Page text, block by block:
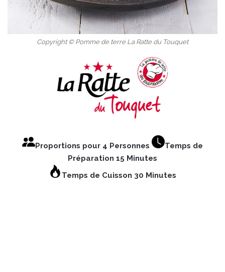
Copyright © Pomme de terre La Ratte du Touquet
Proportions pour 4 Personnes
Temps de
Préparation 15 Minutes
Temps de Cuisson 30 Minutes